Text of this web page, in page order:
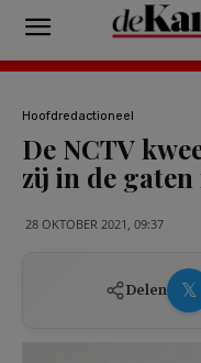
Hoofdredactioneel
De NCTV
zij in de
28 OKTOBER 2021, 09:37
Delen 𝕏